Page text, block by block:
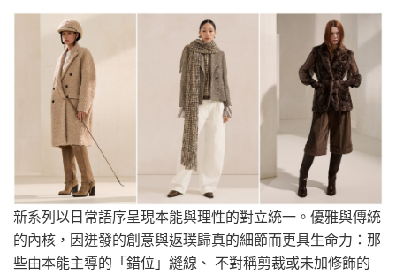
新系列以日常語序呈現本能與理性的對立統一。優雅與傳統
的內核，因迸發的創意與返璞歸真的細節而更具生命力：那
些由本能主導的「錯位」縫線、 不對稱剪裁或未加修飾的